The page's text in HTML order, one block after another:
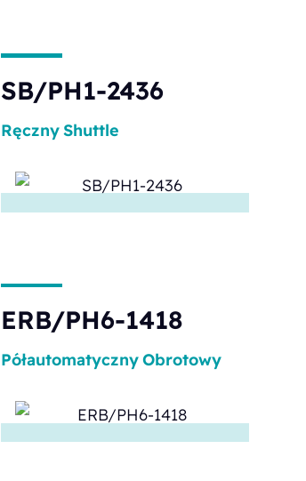
SB/PH1-2436
Ręczny Shuttle
ERB/PH6-1418
Półautomatyczny Obrotowy